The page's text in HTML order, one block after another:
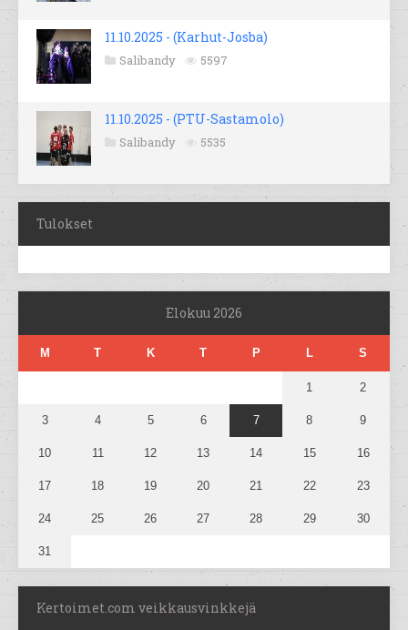
11.10.2025 - (Karhut-Josba)
Salibandy 5597
11.10.2025 - (PTU-Sastamolo)
Salibandy 5535
Tulokset
Elokuu 2026
M T K T P L S
1 2
3 4 5 6 7 8 9
10 11 12 13 14 15 16
17 18 19 20 21 22 23
24 25 26 27 28 29 30
31
Kertoimet.com veikkausvinkkejä